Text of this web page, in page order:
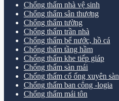
Chống thấm nhà vệ sinh
Chống thấm sân thượng
Chống thấm tường
Chống thấm trần nhà
Chống thấm bể nước, hồ cá
Chống thấm tầng hầm
Chống thấm khe tiếp giáp
Chống thấm sàn mái
Chống thấm cổ ống xuyên sàn
Chống thấm ban công -logia
Chống thấm mái tôn